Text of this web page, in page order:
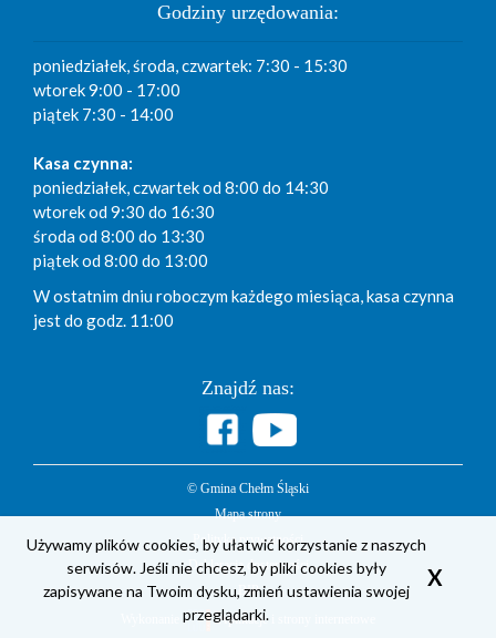
Godziny urzędowania:
poniedziałek, środa, czwartek: 7:30 - 15:30
wtorek 9:00 - 17:00
piątek 7:30 - 14:00
Kasa czynna:
poniedziałek, czwartek od 8:00 do 14:30
wtorek od 9:30 do 16:30
środa od 8:00 do 13:30
piątek od 8:00 do 13:00
W ostatnim dniu roboczym każdego miesiąca, kasa czynna
jest do godz. 11:00
Znajdź nas:
© Gmina Chełm Śląski
Mapa strony
Polityka prywatności
Deklaracja dostępności
BIP
Aplikacje i strony internetowe
Używamy plików cookies, by ułatwić korzystanie z naszych
serwisów. Jeśli nie chcesz, by pliki cookies były
zapisywane na Twoim dysku, zmień ustawienia swojej
przeglądarki.
X